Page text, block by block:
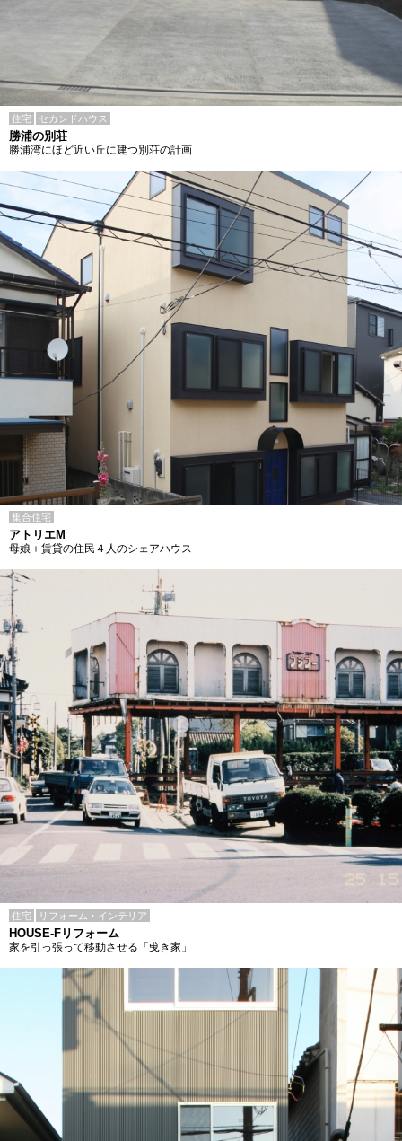
住宅 セカンドハウス
勝浦の別荘
勝浦湾にほど近い丘に建つ別荘の計画
集合住宅
アトリエM
母娘＋賃貸の住民４人のシェアハウス
住宅 リフォーム・インテリア
HOUSE-Fリフォーム
家を引っ張って移動させる「曵き家」